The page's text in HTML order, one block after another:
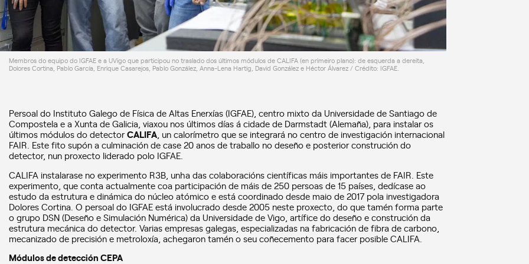
Membros do equipo do IGFAE e a UVigo que participou no traslado dos últimos módulos de CALIFA (en primeiro plano): de esquerda a dereita,
Dolores Cortina, Pablo García, Enrique Casarejos, Pablo González, Anna-Lena Hartig, David González e Héctor Álvarez / Crédito: IGFAE.
Persoal do Instituto Galego de Física de Altas Enerxías (IGFAE), centro mixto da Universidade de Santiago de
Compostela e a Xunta de Galicia, viaxou nos últimos días á cidade de Darmstadt (Alemaña), para instalar os
últimos módulos do detectorCALIFA, un calorímetro que se integrará no centro de investigación internacional
FAIR. Este fito supón a culminación de case 20 anos de traballo no deseño e posterior construción do
detector, nun proxecto liderado polo IGFAE.
CALIFA instalarase no experimento R3B, unha das colaboracións científicas máis importantes de FAIR. Este
experimento, que conta actualmente coa participación de máis de 250 persoas de 15 países, dedícase ao
estudo da estrutura e dinámica do núcleo atómico e está coordinado desde maio de 2017 pola investigadora
Dolores Cortina. O persoal do IGFAE está involucrado desde 2005 neste proxecto, do que tamén forma parte
o grupo DSN (Deseño e Simulación Numérica) da Universidade de Vigo, artífice do deseño e construción da
estrutura mecánica do detector. Varias empresas galegas, especializadas na fabricación de fibra de carbono,
mecanizado de precisión e metroloxía, achegaron tamén o seu coñecemento para facer posible CALIFA.
Módulos de detección CEPA